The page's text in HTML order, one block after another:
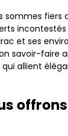
sommes fiers
incontestés
et ses
savoir-faire
allient